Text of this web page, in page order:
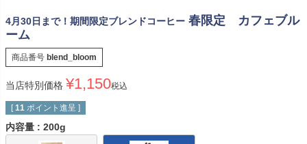
4月30日まで！期間限定ブレンドコーヒー 春限定 カフェブル
ーム
商品番号 blend_bloom
当店特別価格 ¥1,150税込
[ 11 ポイント進呈 ]
内容量 200g